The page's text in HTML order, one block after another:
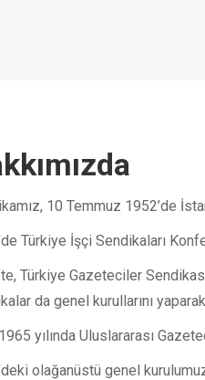
10 Temmuz 1952’de
Türkiye İşçi Sendikaları
Türkiye Gazeteciler
da genel kurullarını yaparak
yılında Uluslararası
olağanüstü genel